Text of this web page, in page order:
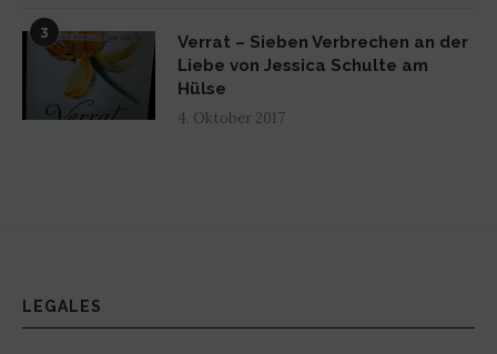
3
Verrat – Sieben Verbrechen an der
Liebe von Jessica Schulte am
Hülse
4. Oktober 2017
LEGALES